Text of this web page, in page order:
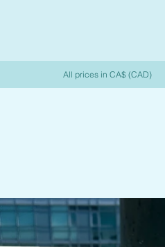
All prices in CA$ (CAD)